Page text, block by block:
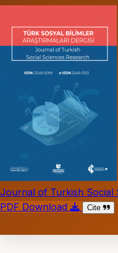
Journal of Turkish Social
PDF Download
Cite